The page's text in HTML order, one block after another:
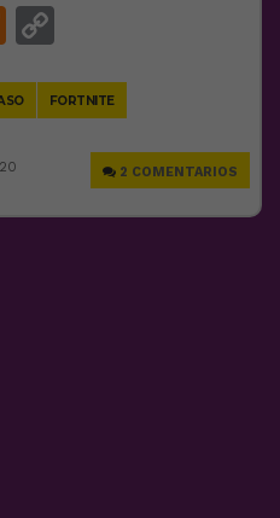
Meneame
FORTNITE
2 COMENTARIOS